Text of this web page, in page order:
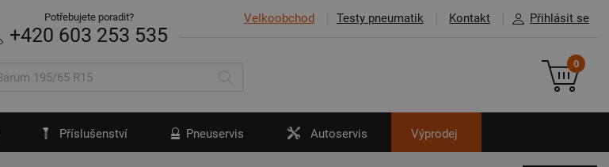
Velkoobchod Testy pneumatik Kontakt Přihlásit se
Potřebujete poradit?
+420 603 253 535
0
Příslušenství Pneuservis Autoservis Výprodej